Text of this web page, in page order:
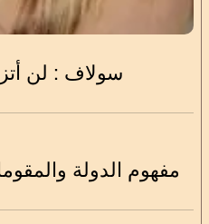
سولاف : لن
مفهوم الدولة